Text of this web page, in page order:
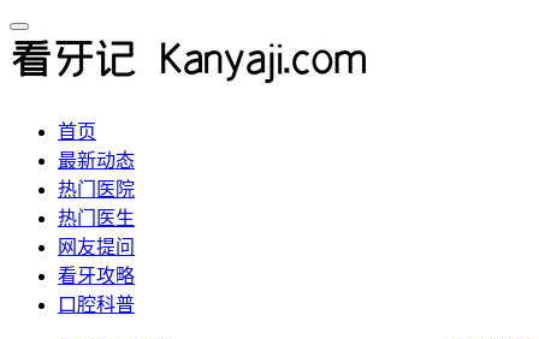
首页
最新动态
热门医院
热门医生
网友提问
看牙攻略
口腔科普